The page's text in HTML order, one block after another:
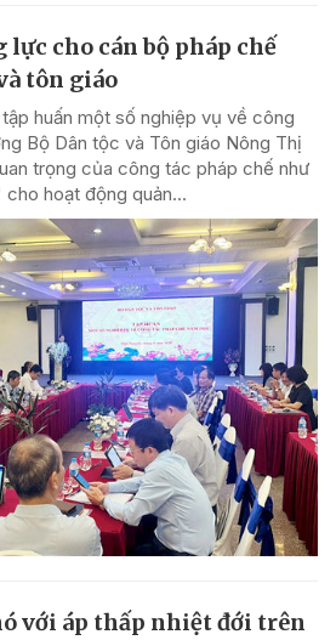
lực cho cán bộ pháp chế
tôn giáo
huấn một số nghiệp vụ về công
Bộ Dân tộc và Tôn giáo Nông Thị
trọng của công tác pháp chế như
hoạt động quản...
với áp thấp nhiệt đới trên